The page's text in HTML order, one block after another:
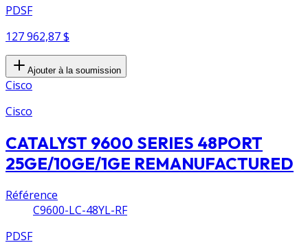
PDSF
127 962,87 $
Ajouter à la soumission
Cisco
Cisco
CATALYST 9600 SERIES 48PORT
25GE/10GE/1GE REMANUFACTURED
Référence
C9600-LC-48YL-RF
PDSF